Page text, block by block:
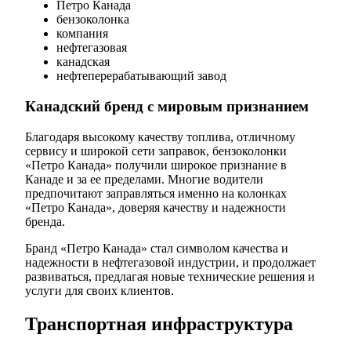
Петро Канада
бензоколонка
компания
нефтегазовая
канадская
нефтеперерабатывающий завод
Канадский бренд с мировым признанием
Благодаря высокому качеству топлива, отличному
сервису и широкой сети заправок, бензоколонки
«Петро Канада» получили широкое признание в
Канаде и за ее пределами. Многие водители
предпочитают заправляться именно на колонках
«Петро Канада», доверяя качеству и надежности
бренда.
Бранд «Петро Канада» стал символом качества и
надежности в нефтегазовой индустрии, и продолжает
развиваться, предлагая новые технические решения и
услуги для своих клиентов.
Транспортная инфраструктура